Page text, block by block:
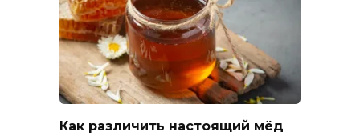
Как различить настоящий мёд